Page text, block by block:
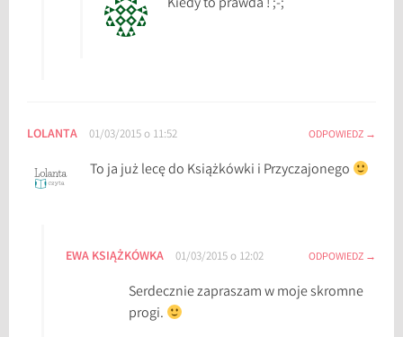
Kiedy to prawda ! ;-;
LOLANTA 01/03/2015 o 11:52 ODPOWIEDZ
To ja już lecę do Książkówki i Przyczajonego
EWA KSIĄŻKÓWKA 01/03/2015 o 12:02 ODPOWIEDZ
Serdecznie zapraszam w moje skromne
progi.